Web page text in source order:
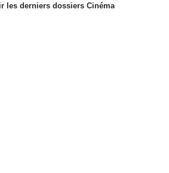
les derniers dossiers Cinéma